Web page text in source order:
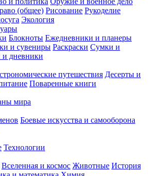
(общее) Рисование Рукоделие
Экология
Блокноты Ежедневники и планеры
и сувениры Раскраски Сумки и
и дневники
путешествия Десерты и
Поваренные книги
мира
Боевые искусства и самооборона
Технологии
Вселенная и космос Животные История